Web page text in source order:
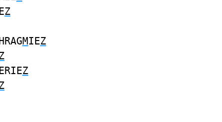
Z
MIEZ
ERIEZ